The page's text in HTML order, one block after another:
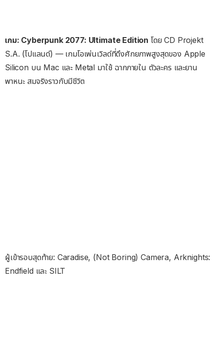
เกม: Cyberpunk 2077: Ultimate Edition โดย CD Projekt
S.A. (โปแลนด์) — เกมโอเพ่นเวิลด์ที่ดึงศักยภาพสูงสุดของ Apple
Silicon บน Mac และ Metal มาใช้ ฉากภายใน ตัวละคร และยาน
พาหนะ สมจริงราวกับมีชีวิต
ผู้เข้ารอบสุดท้าย: Caradise, (Not Boring) Camera, Arknights:
Endfield และ SILT